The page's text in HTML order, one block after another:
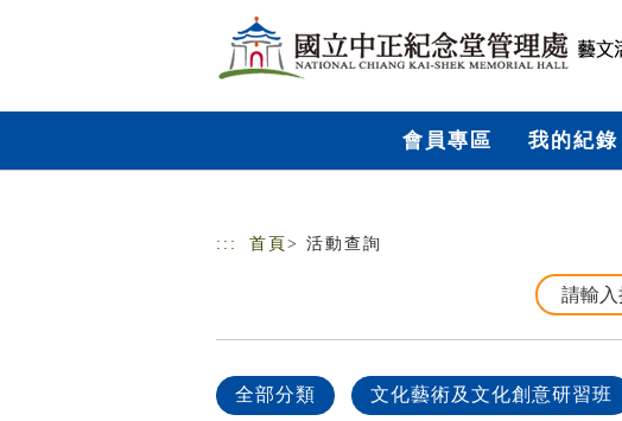
會員專區 我的紀錄
::: 首頁 > 活動查詢
全部分類 文化藝術及文化創意研習班